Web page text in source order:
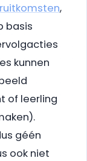
,
basis
kunnen
of leerling
géén
ook niet